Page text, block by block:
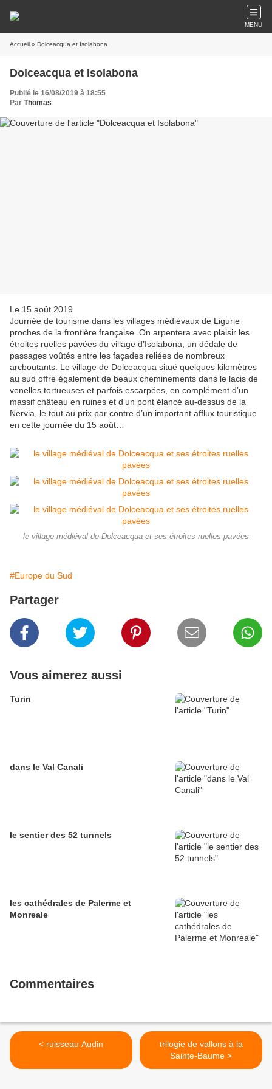
MENU
Accueil » Dolceacqua et Isolabona
Dolceacqua et Isolabona
Publié le 16/08/2019 à 18:55
Par Thomas
Le 15 août 2019
Journée de tourisme dans les villages médiévaux de Ligurie
proches de la frontière française. On arpentera avec plaisir les
étroites ruelles pavées du village d’Isolabona, un dédale de
passages voûtés entre les façades reliées de nombreux
arcboutants. Le village de Dolceacqua situé quelques kilomètres
au sud offre également de beaux cheminements dans le lacis de
venelles tortueuses et parfois escarpées, en complément d’un
massif château en ruines et d’un pont élancé au-dessus de la
Nervia, le tout au prix par contre d’un important afflux touristique
en cette journée du 15 août…
le village médiéval de Dolceacqua et ses étroites ruelles pavées
#Europe du Sud
Partager
Vous aimerez aussi
Turin
dans le Val Canali
le sentier des 52 tunnels
les cathédrales de Palerme et
Monreale
Commentaires
< ruisseau Audin
trilogie de vallons à la
Sainte-Baume >